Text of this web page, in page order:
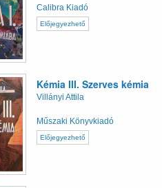
Calibra Kiadó
Előjegyezhető
Kémia III. Szerves kémia
Villányi Attila
Műszaki Könyvkiadó
Előjegyezhető